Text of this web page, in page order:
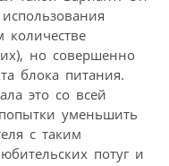
но совершенно
блока питания.
это со всей
уменьшить
с таким
потуг и